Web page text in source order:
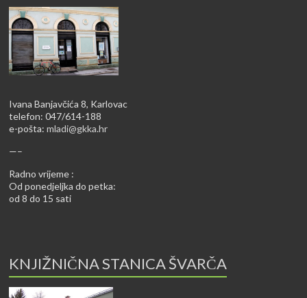
Ivana Banjavčića 8, Karlovac
telefon: 047/614-188
e-pošta:mladi@gkka.hr
—–
Radno vrijeme :
Od ponedjeljka do petka:
od 8 do 15 sati
KNJIŽNIČNA STANICA ŠVARČA